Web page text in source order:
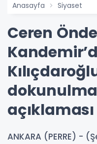
Anasayfa Siyaset
Ceren
ANKARA (PERRE) -